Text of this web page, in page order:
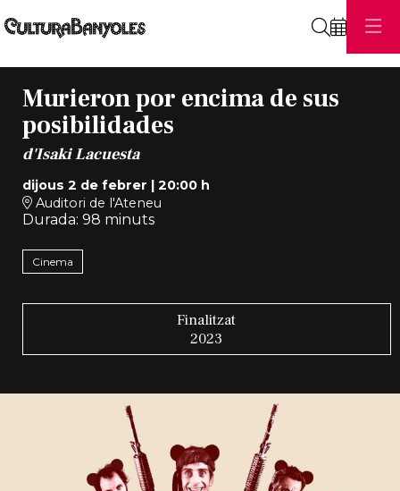
Murieron por encima de sus
posibilidades
d'Isaki Lacuesta
dijous 2 de febrer | 20:00 h
Auditori de l'Ateneu
Durada: 98 minuts
Cinema
Finalitzat
2023